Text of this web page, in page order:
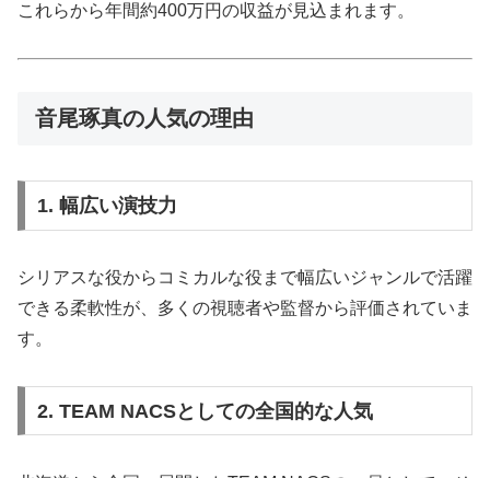
これらから年間約400万円の収益が見込まれます。
音尾琢真の人気の理由
1. 幅広い演技力
シリアスな役からコミカルな役まで幅広いジャンルで活躍
できる柔軟性が、多くの視聴者や監督から評価されていま
す。
2. TEAM NACSとしての全国的な人気